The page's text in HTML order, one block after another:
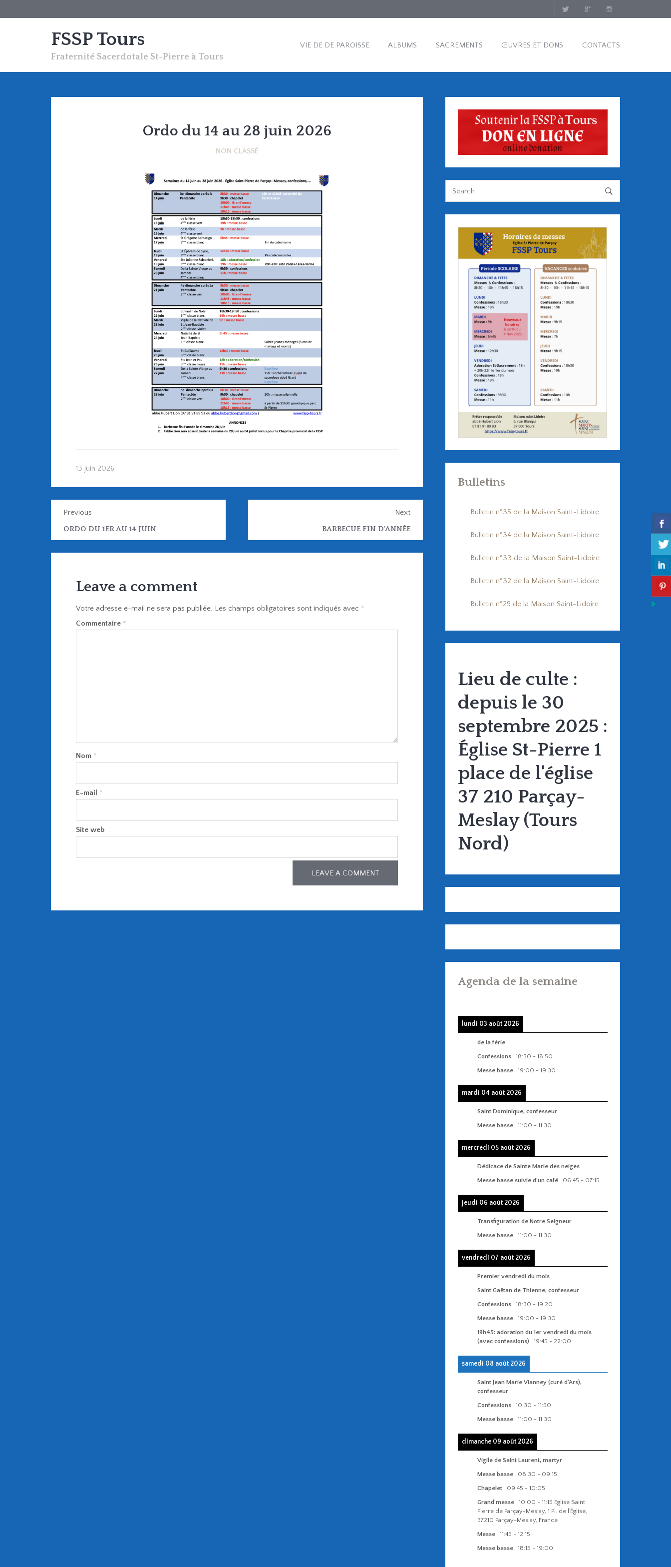
FSSP Tours
Fraternité Sacerdotale St-Pierre à Tours
VIE DE DE PAROISSE ALBUMS SACREMENTS ŒUVRES ET DONS CONTACTS
Ordo du 14 au 28 juin 2026
NON CLASSÉ
13 juin 2026
Previous
ORDO DU 1ER AU 14 JUIN
Next
BARBECUE FIN D’ANNÉE
Leave a comment
Votre adresse e-mail ne sera pas publiée. Les champs obligatoires sont indiqués avec *
Commentaire *
Nom *
E-mail *
Site web

Bulletins
Bulletin n°35 de la Maison Saint-Lidoire
Bulletin n°34 de la Maison Saint-Lidoire
Bulletin n°33 de la Maison Saint-Lidoire
Bulletin n°32 de la Maison Saint-Lidoire
Bulletin n°29 de la Maison Saint-Lidoire
Lieu de culte :
depuis le 30
septembre 2025 :
Église St-Pierre 1
place de l'église
37 210 Parçay-
Meslay (Tours
Nord)
Agenda de la semaine
lundi 03 août 2026
de la férie
Confessions
18:30 - 18:50
Messe basse
19:00 - 19:30
mardi 04 août 2026
Saint Dominique, confesseur
Messe basse
11:00 - 11:30
mercredi 05 août 2026
Dédicace de Sainte Marie des neiges
Messe basse suivie d'un café
06:45 - 07:15
jeudi 06 août 2026
Transfiguration de Notre Seigneur
Messe basse
11:00 - 11:30
vendredi 07 août 2026
Premier vendredi du mois
Saint Gaëtan de Thienne, confesseur
Confessions
18:30 - 19:20
Messe basse
19:00 - 19:30
19h45: adoration du 1er vendredi du mois
(avec confessions)
19:45 - 22:00
samedi 08 août 2026
Saint Jean Marie Vianney (curé d'Ars),
confesseur
Confessions
10:30 - 11:50
Messe basse
11:00 - 11:30
dimanche 09 août 2026
Vigile de Saint Laurent, martyr
Messe basse
08:30 - 09:15
Chapelet
09:45 - 10:05
Grand'messe
10:00 - 11:15 Eglise Saint
Pierre de Parçay-Meslay, 1 Pl. de l'Église,
37210 Parçay-Meslay, France
Messe
11:45 - 12:15
Messe basse
18:15 - 19:00